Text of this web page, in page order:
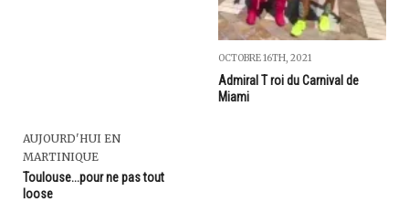
OCTOBRE 16TH, 2021
Admiral T roi du Carnival de
Miami
AUJOURD'HUI EN
MARTINIQUE
Toulouse...pour ne pas tout
loose